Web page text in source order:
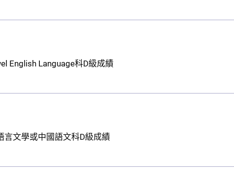
English Language科D級成績
文學或中國語文科D級成績